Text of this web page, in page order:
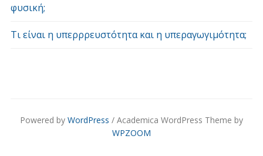
φυσική;
Τι είναι η υπερρρευστότητα και η υπεραγωγιμότητα;
Powered by WordPress / Academica WordPress Theme by
WPZOOM